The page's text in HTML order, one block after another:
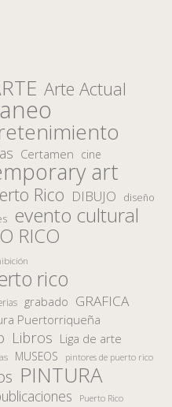
Arte Actual
Certamen cine
art
Rico DIBUJO diseño
evento cultural
RICO
rico
grabado GRAFICA
Puertorriqueña
Libros Liga de arte
MUSEOS pintores de puerto rico
PINTURA
Puerto Rico